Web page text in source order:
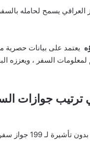
يسمح لحامله
لمعلومات السفر ،
ترتيب جوازات